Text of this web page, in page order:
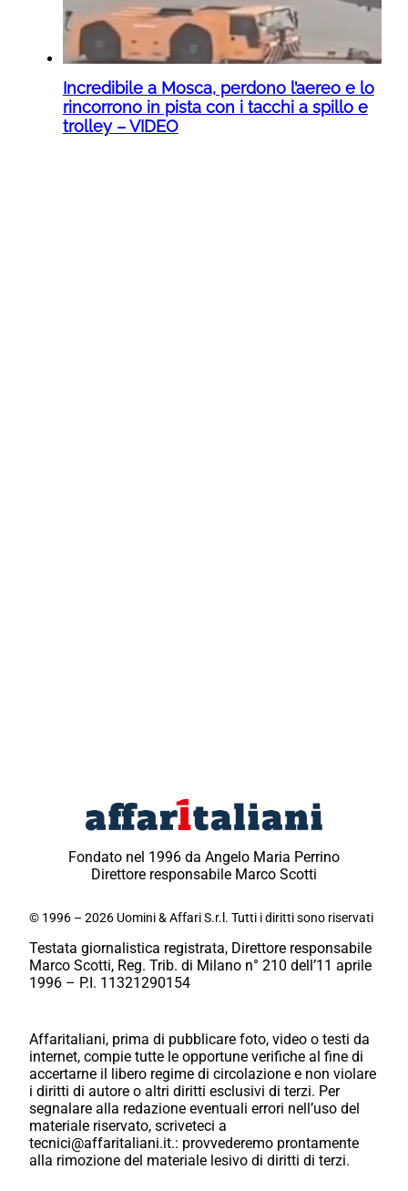
Incredibile a Mosca, perdono l’aereo e lo
rincorrono in pista con i tacchi a spillo e
trolley – VIDEO
Fondato nel 1996 da Angelo Maria Perrino
Direttore responsabile Marco Scotti
© 1996 – 2026 Uomini & Affari S.r.l. Tutti i diritti sono riservati
Testata giornalistica registrata, Direttore responsabile
Marco Scotti, Reg. Trib. di Milano n° 210 dell’11 aprile
1996 – P.I. 11321290154
Affaritaliani, prima di pubblicare foto, video o testi da
internet, compie tutte le opportune verifiche al fine di
accertarne il libero regime di circolazione e non violare
i diritti di autore o altri diritti esclusivi di terzi. Per
segnalare alla redazione eventuali errori nell’uso del
materiale riservato, scriveteci a
tecnici@affaritaliani.it.: provvederemo prontamente
alla rimozione del materiale lesivo di diritti di terzi.